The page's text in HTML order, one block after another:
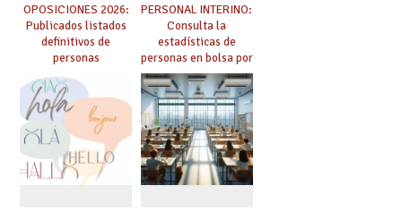
OPOSICIONES 2026:
Publicados listados
definitivos de
personas
seleccionadas. ¿Qué
hacer ahora si he
obtenido plaza?
PERSONAL INTERINO:
Consulta la
estadísticas de
personas en bolsa por
cuerpo, especialidad
y tipo de bolsa para
el curso 26/27